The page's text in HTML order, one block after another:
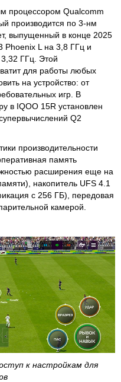
процессором Qualcomm
производится по 3-нм
выпущенный в конце 2025
Phoenix L на 3,8 ГГц и
ГГц. Этой
для работы любых
на устройство: от
игр. В
в IQOO 15R установлен
Q2
производительности
память
расширения еще на
накопитель UFS 4.1
с 256 ГБ), передовая
камерой.
к настройкам для